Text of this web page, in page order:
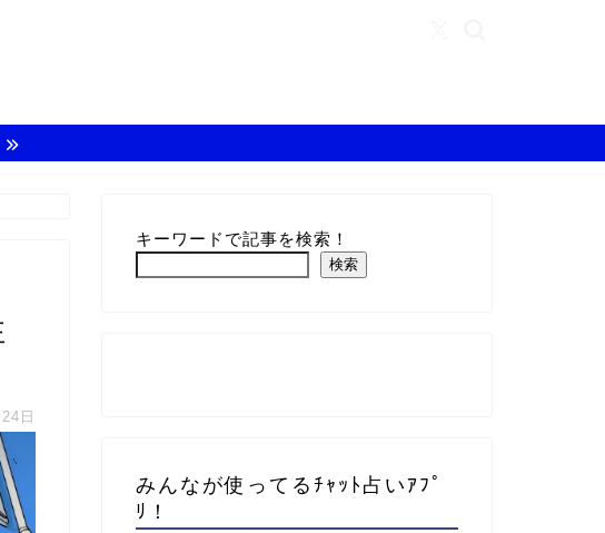
日
キーワードで記事を検索！
検索
みんなが使ってるﾁｬｯﾄ占いｱﾌﾟ
ﾘ！